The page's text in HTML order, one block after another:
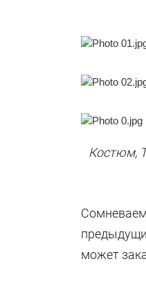
Костюм,
может